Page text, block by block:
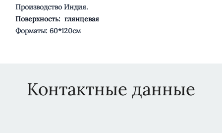
Производство Индия.
Поверхность: глянцевая
Форматы: 60*120см
Контактные данные